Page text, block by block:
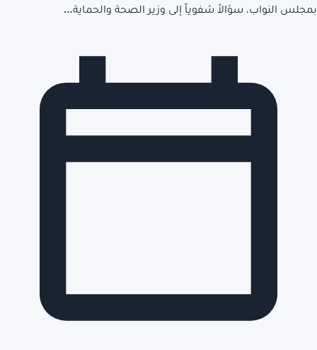
بمجلس النواب، سؤالاً شفوياً إلى وزير الصحة والحماية…